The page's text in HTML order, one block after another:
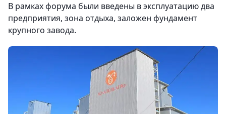
В рамках форума были введены в эксплуатацию два
предприятия, зона отдыха, заложен фундамент
крупного завода.